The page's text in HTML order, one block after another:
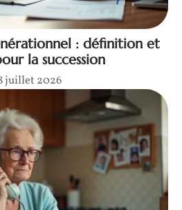
: définition et
la succession
juillet 2026